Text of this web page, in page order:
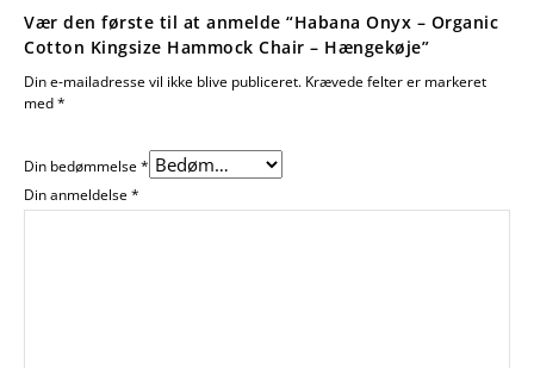
Vær den første til at anmelde “Habana Onyx – Organic
Cotton Kingsize Hammock Chair – Hængekøje”
Din e-mailadresse vil ikke blive publiceret. Krævede felter er markeret
med*
Din bedømmelse*
Din anmeldelse*